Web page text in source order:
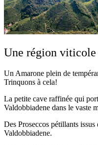
Une région
Un Amarone plein de
Trinquons à cela!
La petite cave raffinée qui
Valdobbiadene dans le vaste
Des Proseccos pétillants
Valdobbiadene.